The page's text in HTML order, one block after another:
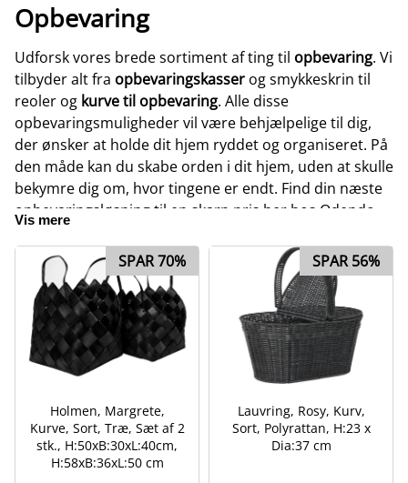
Opbevaring
Udforsk vores brede sortiment af ting til opbevaring. Vi
tilbyder alt fra opbevaringskasser og smykkeskrin til
reoler og kurve til opbevaring. Alle disse
opbevaringsmuligheder vil være behjælpelige til dig,
der ønsker at holde dit hjem ryddet og organiseret. På
den måde kan du skabe orden i dit hjem, uden at skulle
bekymre dig om, hvor tingene er endt. Find din næste
opbevaringsløsning til en skarp pris her hos Odendo.
Læs yderlig information om vores opbevaringlængere
nede på siden.
Vis mere
SPAR 70%
Holmen, Margrete,
Kurve, Sort, Træ, Sæt af 2
stk., H:50xB:30xL:40cm,
H:58xB:36xL:50 cm
SPAR 56%
Lauvring, Rosy, Kurv,
Sort, Polyrattan, H:23 x
Dia:37 cm